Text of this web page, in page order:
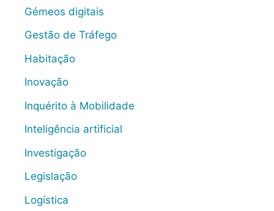
Gémeos digitais
Gestão de Tráfego
Habitação
Inovação
Inquérito à Mobilidade
Inteligência artificial
Investigação
Legislação
Logística